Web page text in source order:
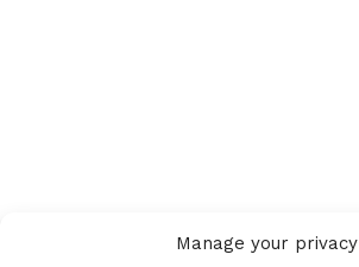
Manage your privacy